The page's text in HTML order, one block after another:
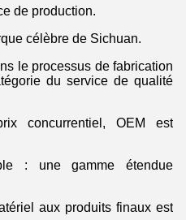
de production.
célèbre de Sichuan.
le processus de fabrication
du service de qualité
concurrentiel, OEM est
: une gamme étendue
aux produits finaux est